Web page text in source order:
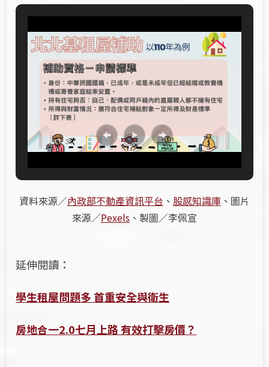
資料來源／內政部不動產資訊平台 、 股感知識庫 、圖片
來源／Pexels 、製圖／李佩宣
延伸閱讀：
學生租屋問題多 首重安全與衛生
房地合一2.0七月上路 有效打擊房價？